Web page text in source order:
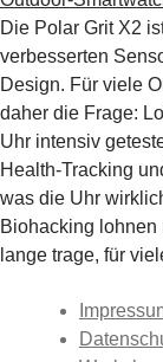
Die Polar Grit X2
verbesserten
Design. Für viele
daher die Frage:
Uhr intensiv
Health-Tracking
was die Uhr
Biohacking lohnen
lange trage, für